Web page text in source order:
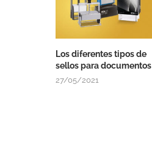
Los diferentes tipos de
sellos para documentos
27/05/2021